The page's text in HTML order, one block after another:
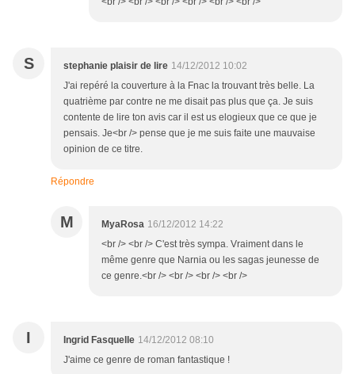
S stephanie plaisir de lire 14/12/2012 10:02
J'ai repéré la couverture à la Fnac la trouvant très belle. La
quatrième par contre ne me disait pas plus que ça. Je suis
contente de lire ton avis car il est us elogieux que ce que je
pensais. Je<br /> pense que je me suis faite une mauvaise
opinion de ce titre.
Répondre
M MyaRosa 16/12/2012 14:22
<br /> <br /> C'est très sympa. Vraiment dans le
même genre que Narnia ou les sagas jeunesse de
ce genre.<br /> <br /> <br /> <br />
I Ingrid Fasquelle 14/12/2012 08:10
J'aime ce genre de roman fantastique !